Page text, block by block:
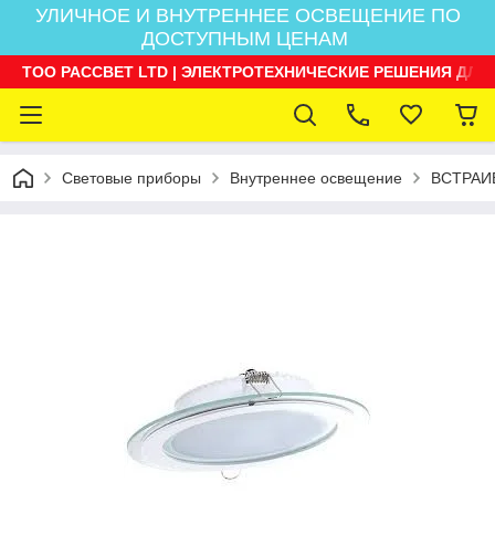
УЛИЧНОЕ И ВНУТРЕННЕЕ ОСВЕЩЕНИЕ ПО
ДОСТУПНЫМ ЦЕНАМ
ТОО РАССВЕТ LTD | ЭЛЕКТРОТЕХНИЧЕСКИЕ РЕШЕНИЯ
Световые приборы Внутреннее освещение